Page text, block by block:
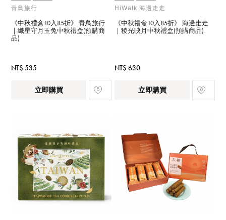
青鳥旅行
《中秋禮盒10入85折》 青鳥旅行
｜織星守月玉兔中秋禮盒(預購商
品)
NT$ 535
立即購買
HiWalk 海邊走走
《中秋禮盒10入85折》 海邊走走
｜稜光映月中秋禮盒(預購商品)
NT$ 630
立即購買